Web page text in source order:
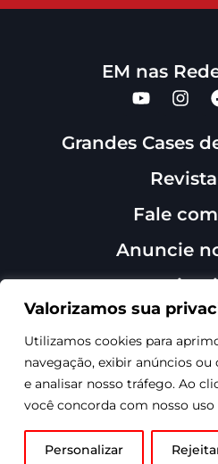
Valorizamos sua
Utilizamos cookies para
navegação, exibir anúncios
e analisar nosso tráfego. Ao
você concorda com nosso uso
Personalizar
EM nas
Grandes Cases
Fale
Anuncie
Sobre
©1999-2026
Site produzido